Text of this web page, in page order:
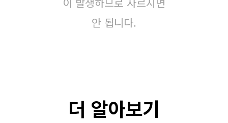
안 됩니다.
더 알아보기